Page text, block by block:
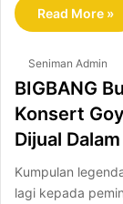
Read More »
Seniman Admin
BIGBANG
Konsert
Dijual
Kumpulan
lagi kepada